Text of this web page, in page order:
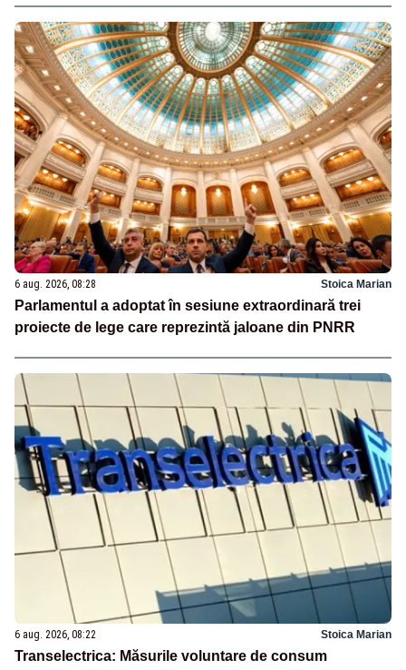
6 aug. 2026, 08:28 Stoica Marian
Parlamentul a adoptat în sesiune extraordinară trei
proiecte de lege care reprezintă jaloane din PNRR
6 aug. 2026, 08:22 Stoica Marian
Transelectrica: Măsurile voluntare de consum